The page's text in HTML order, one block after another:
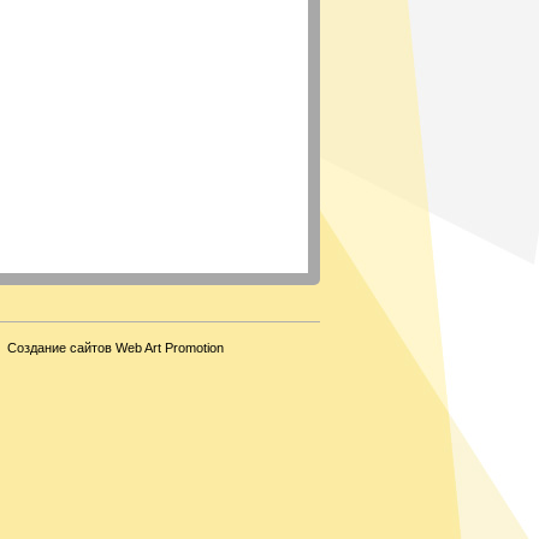
Создание сайтов Web Art Promotion